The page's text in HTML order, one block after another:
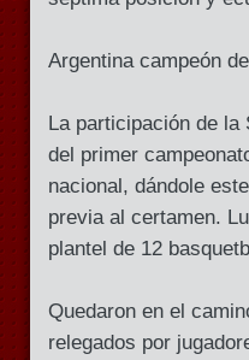
Argentina campeón
La participación de la
del primer
nacional, dándole
previa al certamen.
plantel de 12
Quedaron en el
relegados por